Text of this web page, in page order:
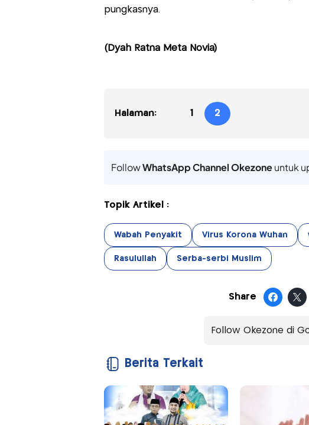
pungkasnya.
(Dyah Ratna Meta Novia)
Halaman: 1 2
FollowWhatsApp Channel Okezoneuntuk
Topik Artikel :
Wabah Penyakit Virus Korona Wuhan
Rasulullah Serba-serbi Muslim
Share
Follow Okezone di
Berita Terkait